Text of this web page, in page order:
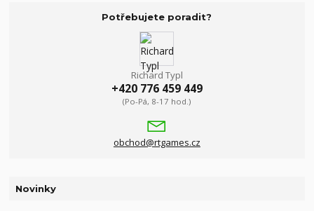
Potřebujete poradit?
Richard Typl
+420 776 459 449
(Po-Pá, 8-17 hod.)
obchod@rtgames.cz
Novinky